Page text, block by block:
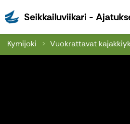
Seikkailuviikari -
Kymijoki Vuokrattavat